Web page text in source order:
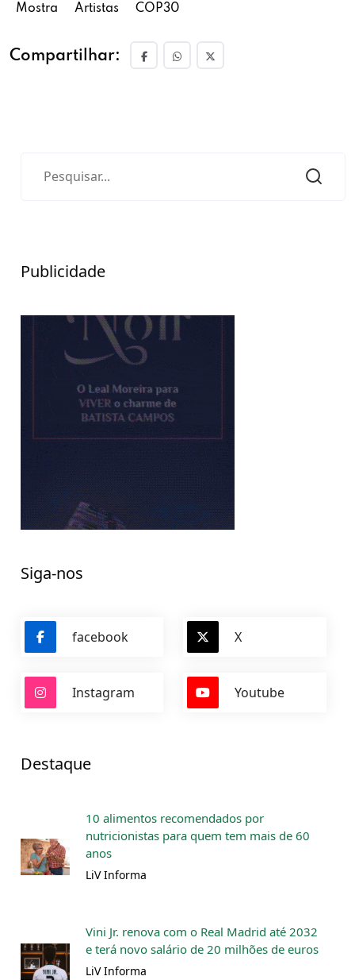
Mostra Artistas COP30
Compartilhar:
Publicidade
Siga-nos
facebook X
Instagram Youtube
Destaque
10 alimentos recomendados por
nutricionistas para quem tem mais de 60
anos
LiV Informa
Vini Jr. renova com o Real Madrid até 2032
e terá novo salário de 20 milhões de euros
LiV Informa